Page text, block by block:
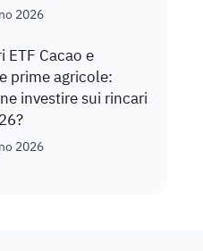
2026
ETF Cacao e
prime agricole:
investire sui rincari
2026